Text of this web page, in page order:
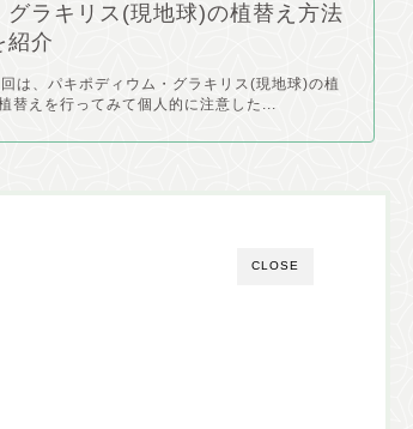
グラキリス(現地球)の植替え方法
紹介
は、パキポディウム・グラキリス(現地球)の植
替えを行ってみて個人的に注意した...
CLOSE